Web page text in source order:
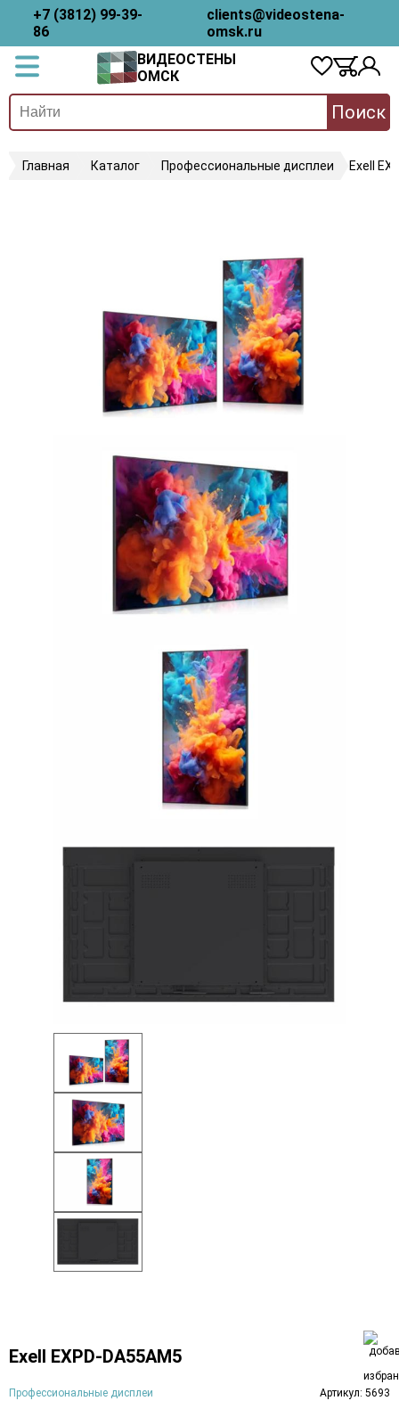
+7 (3812) 99-39-
86
clients@videostena-
omsk.ru
ВИДЕОСТЕНЫ
ОМСК
Поиск
Главная Каталог Профессиональные дисплеи Exell
Exell EXPD-DA55AM5
Профессиональные дисплеи Артикул: 5693